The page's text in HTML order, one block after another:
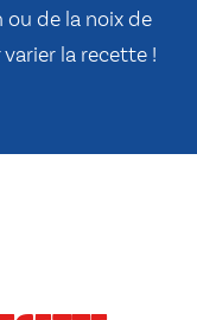
ou de la noix de
la recette !